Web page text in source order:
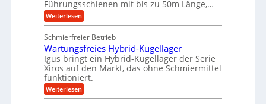
u
n
e
n
n
b
b
e
w
e
g
u
n
g
e
n
i
v
e
n
d
M
a
s
c
h
i
e
r
k
z
e
u
g
k
r
e
i
s
Führungsschienen mit bis zu 50m Länge,…
Weiterlesen:
K
g
e
l
s
c
h
i
e
Schmierfreier Betrieb
Wartungsfreies Hybrid-Kugellager
Igus bringt ein Hybrid-Kugellager der Serie
Xiros auf den Markt, das ohne Schmiermittel
funktioniert.
Weiterlesen:
W